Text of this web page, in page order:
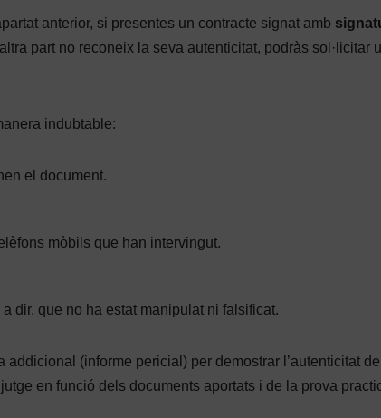
anterior, si presentes un contracte signat amb
part no reconeix la seva autenticitat, podràs sol·licitar
indubtable:
el document.
mòbils que han intervingut.
dir, que no ha estat manipulat ni falsificat.
addicional (informe pericial) per demostrar l’autenticitat
en funció dels documents aportats i de la prova